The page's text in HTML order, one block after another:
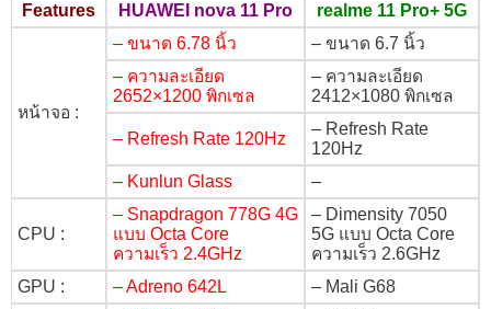
Features HUAWEI nova 11 Pro realme 11 Pro+ 5G
หน้าจอ :
– ขนาด 6.78 นิ้ว
– ขนาด 6.7 นิ้ว
– ความละเอียด
2652×1200 พิกเซล
– ความละเอียด
2412×1080 พิกเซล
– Refresh Rate 120Hz
– Refresh Rate
120Hz
– Kunlun Glass
–
CPU :
– Snapdragon 778G 4G
แบบ Octa Core
ความเร็ว 2.4GHz
– Dimensity 7050
5G แบบ Octa Core
ความเร็ว 2.6GHz
GPU :
– Adreno 642L – Mali G68